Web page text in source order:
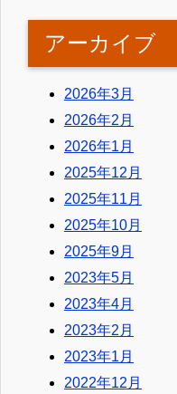
アーカイブ
2026年3月
2026年2月
2026年1月
2025年12月
2025年11月
2025年10月
2025年9月
2023年5月
2023年4月
2023年2月
2023年1月
2022年12月